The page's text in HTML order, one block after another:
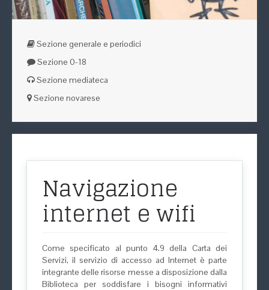
Sezione generale e periodici
Sezione 0-18
Sezione mediateca
Sezione novarese
Navigazione
internet e wifi
Come specificato al punto 4.9 della Carta dei
Servizi, il servizio di accesso ad Internet è parte
integrante delle risorse messe a disposizione dalla
Biblioteca per soddisfare i bisogni informativi